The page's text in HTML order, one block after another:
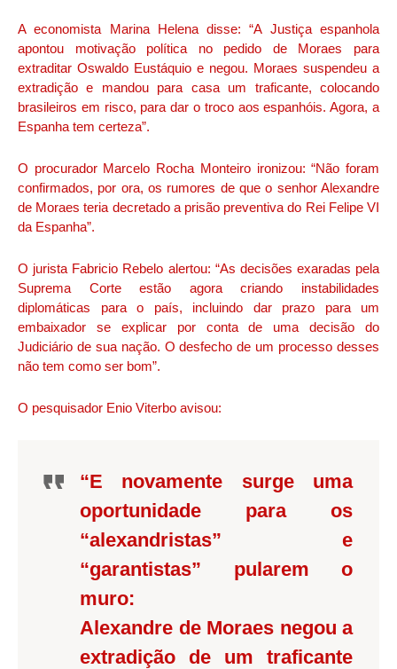
A economista Marina Helena disse: “A Justiça espanhola
apontou motivação política no pedido de Moraes para
extraditar Oswaldo Eustáquio e negou. Moraes suspendeu a
extradição e mandou para casa um traficante, colocando
brasileiros em risco, para dar o troco aos espanhóis. Agora, a
Espanha tem certeza”.
O procurador Marcelo Rocha Monteiro ironizou: “Não foram
confirmados, por ora, os rumores de que o senhor Alexandre
de Moraes teria decretado a prisão preventiva do Rei Felipe VI
da Espanha”.
O jurista Fabricio Rebelo alertou: “As decisões exaradas pela
Suprema Corte estão agora criando instabilidades
diplomáticas para o país, incluindo dar prazo para um
embaixador se explicar por conta de uma decisão do
Judiciário de sua nação. O desfecho de um processo desses
não tem como ser bom”.
O pesquisador Enio Viterbo avisou:
“E novamente surge uma
oportunidade para os
“alexandristas” e
“garantistas” pularem o
muro:
Alexandre de Moraes negou a
extradição de um traficante